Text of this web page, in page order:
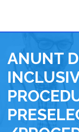
content
ANUNT